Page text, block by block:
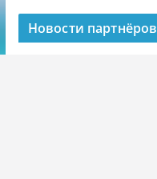
Новости партнёров